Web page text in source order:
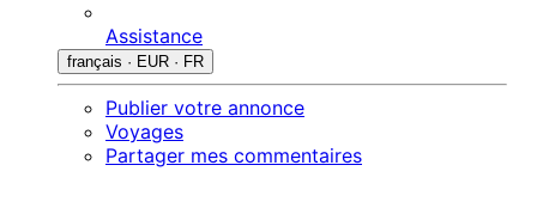
Assistance
français · EUR · FR
Publier votre annonce
Voyages
Partager mes commentaires